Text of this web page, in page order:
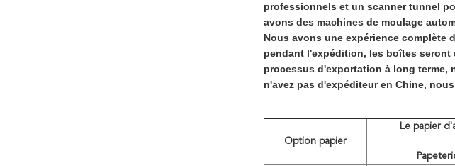
professionnels et un scanner tunnel
avons des machines de moulage
Nous avons une expérience complète
pendant l'expédition, les boîtes seront
processus d'exportation à long terme,
n'avez pas d'expéditeur en Chine,
Option papier
Le papier